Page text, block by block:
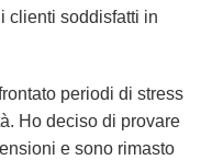
clienti soddisfatti in
periodi di stress
Ho deciso di provare
e sono rimasto